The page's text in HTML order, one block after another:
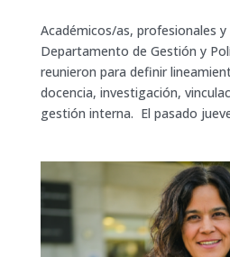
Académicos/as, profesionales
Departamento de Gestión y
reunieron para definir
docencia, investigación,
gestión interna. El pasado